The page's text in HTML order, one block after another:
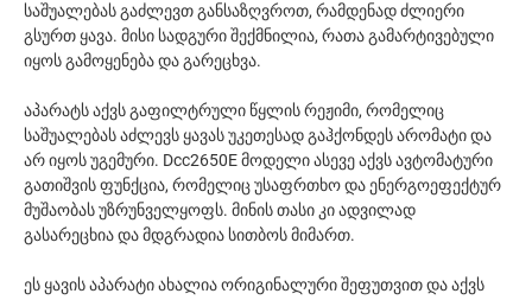
საშუალებას გაძლევთ განსაზღვროთ, რამდენად ძლიერი
გსურთ ყავა. მისი სადგური შექმნილია, რათა გამარტივებული
იყოს გამოყენება და გარეცხვა.
აპარატს აქვს გაფილტრული წყლის რეჟიმი, რომელიც
საშუალებას აძლევს ყავას უკეთესად გაჰქონდეს არომატი და
არ იყოს უგემური. Dcc2650E მოდელი ასევე აქვს ავტომატური
გათიშვის ფუნქცია, რომელიც უსაფრთხო და ენერგოეფექტურ
მუშაობას უზრუნველყოფს. მინის თასი კი ადვილად
გასარეცხია და მდგრადია სითბოს მიმართ.
ეს ყავის აპარატი ახალია ორიგინალური შეფუთვით და აქვს